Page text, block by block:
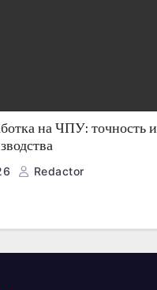
на ЧПУ: точность и
Redactor